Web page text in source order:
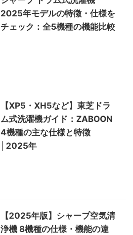
2025年モデルの特徴・仕様を
チェック：全5機種の機能比較
【XP5・XH5など】東芝ドラ
ム式洗濯機ガイド：ZABOON
4機種の主な仕様と特徴
│2025年
【2025年版】シャープ空気清
浄機 8機種の仕様・機能の違